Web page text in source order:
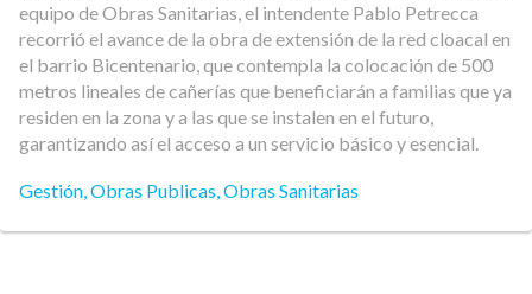
equipo de Obras Sanitarias, el intendente Pablo Petrecca
recorrió el avance de la obra de extensión de la red cloacal en
el barrio Bicentenario, que contempla la colocación de 500
metros lineales de cañerías que beneficiarán a familias que ya
residen en la zona y a las que se instalen en el futuro,
garantizando así el acceso a un servicio básico y esencial.
Gestión,Obras Publicas,Obras Sanitarias